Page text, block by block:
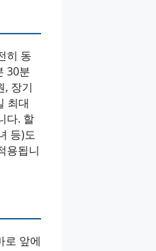
히 동
30분
, 장기
최대
다. 할
등)도
용됩니
로 앞에